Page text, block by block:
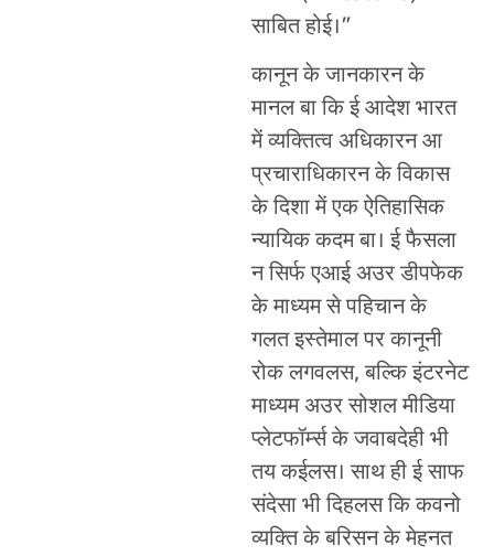
साबित होई।”
कानून के जानकारन के
मानल बा कि ई आदेश भारत
में व्यक्तित्व अधिकारन आ
प्रचाराधिकारन के विकास
के दिशा में एक ऐतिहासिक
न्यायिक कदम बा। ई फैसला
न सिर्फ एआई अउर डीपफेक
के माध्यम से पहिचान के
गलत इस्तेमाल पर कानूनी
रोक लगवलस, बल्कि इंटरनेट
माध्यम अउर सोशल मीडिया
प्लेटफॉर्म्स के जवाबदेही भी
तय कईलस। साथ ही ई साफ
संदेसा भी दिहलस कि कवनो
व्यक्ति के बरिसन के मेहनत